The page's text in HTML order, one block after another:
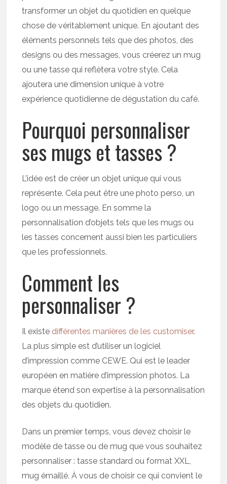
transformer un objet du quotidien en quelque
chose de véritablement unique. En ajoutant des
éléments personnels tels que des photos, des
designs ou des messages, vous créerez un mug
ou une tasse qui reflètera votre style. Cela
ajoutera une dimension unique à votre
expérience quotidienne de dégustation du café.
Pourquoi personnaliser
ses mugs et tasses ?
L’idée est de créer un objet unique qui vous
représente. Cela peut être une photo perso, un
logo ou un message. En somme la
personnalisation d’objets tels que les mugs ou
les tasses concernent aussi bien les particuliers
que les professionnels.
Comment les
personnaliser ?
Il existe différentes manières de les customiser.
La plus simple est d’utiliser un logiciel
d’impression comme CEWE. Qui est le leader
européen en matière d’impression photos. La
marque étend son expertise à la personnalisation
des objets du quotidien.
Dans un premier temps, vous devez choisir le
modèle de tasse ou de mug que vous souhaitez
personnaliser : tasse standard ou format XXL,
mug émaillé. À vous de choisir ce qui convient le